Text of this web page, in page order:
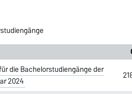
die Bachelorstudiengänge der
2024